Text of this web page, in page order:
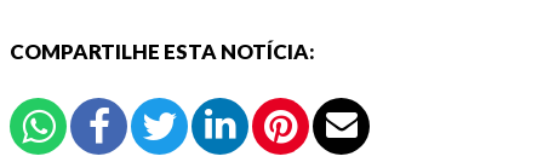
COMPARTILHE ESTA NOTÍCIA: